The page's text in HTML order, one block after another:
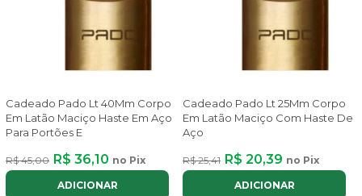
Cadeado Pado Lt 40Mm Corpo
Em Latão Maciço Haste Em Aço
Para Portões E
R$ 45,00 R$ 36,10 no Pix
ADICIONAR
Cadeado Pado Lt 25Mm Corpo
Em Latão Maciço Com Haste De
Aço
R$ 25,41 R$ 20,39 no Pix
ADICIONAR